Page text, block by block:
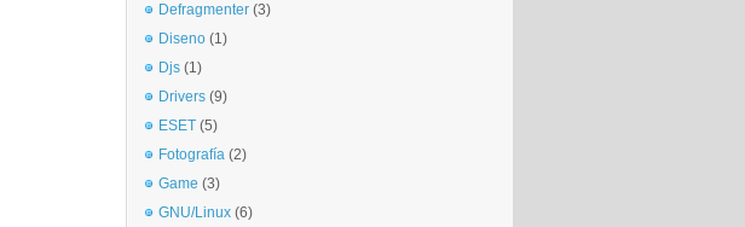
Defragmenter (3)
Diseno (1)
Djs (1)
Drivers (9)
ESET (5)
Fotografía (2)
Game (3)
GNU/Linux (6)